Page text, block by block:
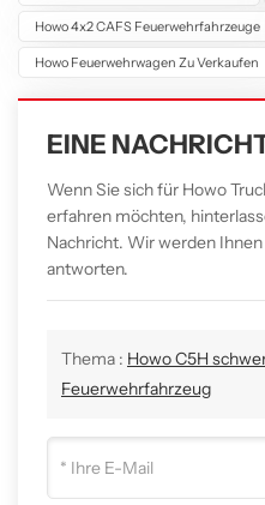
Howo 4x2 CAFS Feuerwehrfahrzeuge
Howo Feuerwehrwagen Zu Verkaufen
EINE
Wenn Sie sich für Howo
erfahren möchten,
Nachricht. Wir werden
antworten.
Thema : Howo C5H
Feuerwehrfahrzeug